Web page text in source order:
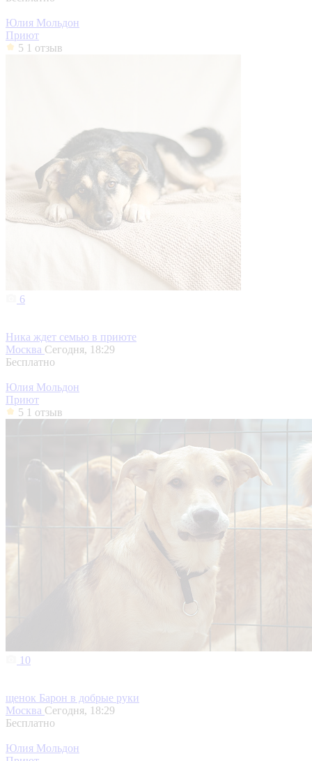
Юлия Мольдон
Приют
5 1 отзыв
6
Ника ждет семью в приюте
Москва Сегодня, 18:29
Бесплатно
Юлия Мольдон
Приют
5 1 отзыв
10
щенок Барон в добрые руки
Москва Сегодня, 18:29
Бесплатно
Юлия Мольдон